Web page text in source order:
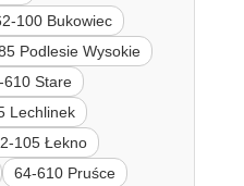
100 Bukowiec
Podlesie Wysokie
610 Stare
Lechlinek
105 Łekno
64-610 Pruśce